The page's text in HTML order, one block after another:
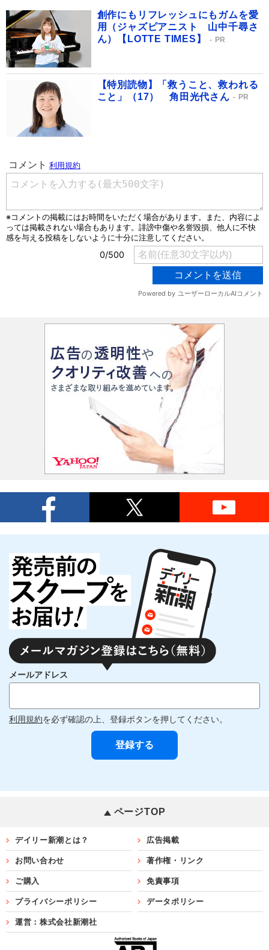
創作にもリフレッシュにもガムを愛
用（ジャズピアニスト 山中千尋さ
ん）【LOTTE TIMES】
PR
【特別読物】「救うこと、救われる
こと」（17） 角田光代さん
PR
メールアドレス
利用規約を必ず確認の上、登録ボタンを押してください。
ページTOP
デイリー新潮とは？ 広告掲載
お問い合わせ 著作権・リンク
ご購入 免責事項
プライバシーポリシー データポリシー
運営：株式会社新潮社